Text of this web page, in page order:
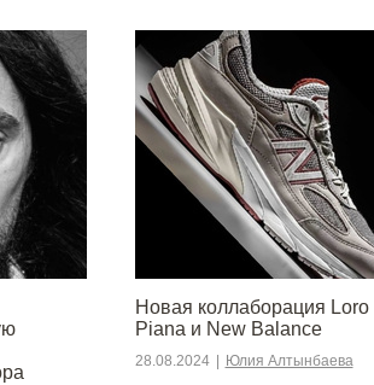
Новая коллаборация Loro
Piana и New Balance
28.08.2024 Юлия Алтынбаева